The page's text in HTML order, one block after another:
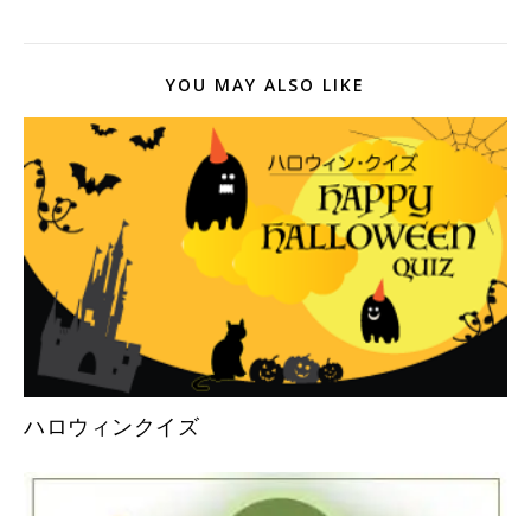
YOU MAY ALSO LIKE
ハロウィンクイズ